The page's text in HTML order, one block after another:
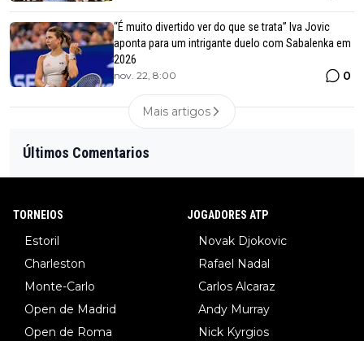
“É muito divertido ver do que se trata” Iva Jovic
aponta para um intrigante duelo com Sabalenka em
2026
nov. 22, 8:00 0
Mais artigos
Últimos Comentarios
TORNEIOS
Estoril
Charleston
Monte-Carlo
Open de Madrid
Open de Roma
JOGADORES ATP
Novak Djokovic
Rafael Nadal
Carlos Alcaraz
Andy Murray
Nick Kyrgios